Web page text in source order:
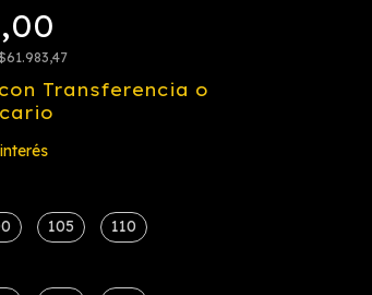
con Transferencia o
105 110